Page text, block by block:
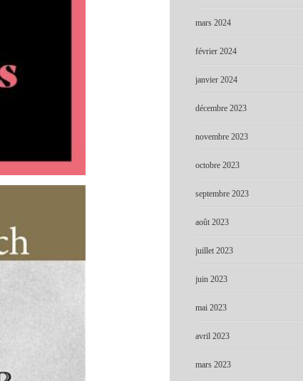
mars 2024
février 2024
janvier 2024
décembre 2023
novembre 2023
octobre 2023
septembre 2023
août 2023
juillet 2023
juin 2023
mai 2023
avril 2023
mars 2023